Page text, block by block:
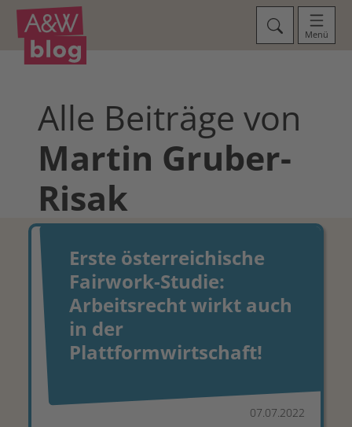
Menü
Alle Beiträge von
Martin Gruber-
Risak
Erste österreichische
Fairwork-Studie:
Arbeitsrecht wirkt auch
in der
Plattformwirtschaft!
07.07.2022